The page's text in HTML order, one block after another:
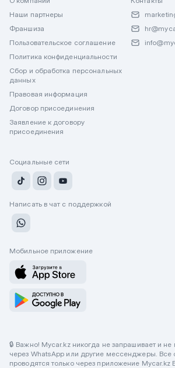
Наши партнеры
Франшиза
Пользовательское соглашение
Политика конфиденциальности
Сбор и обработка персональных
данных
Правовая информация
Договор присоединения
Заявление к договору
присоединения
Социальные сети
Написать в чат с поддержкой
Мобильное приложение
🔒 Важно! Mycar.kz никогда не запрашивает и не
через WhatsApp или другие мессенджеры.
проводятся только через приложение Mycar.kz